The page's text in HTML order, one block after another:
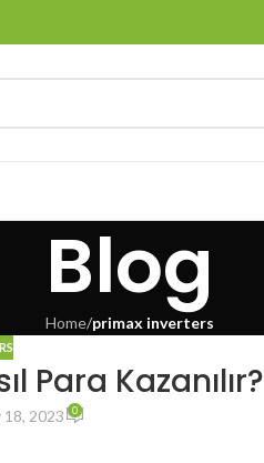
Blog
Home/primax inverters
Para Kazanılır?
18, 2023 0